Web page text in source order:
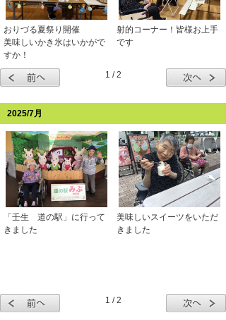
おりづる夏祭り開催
美味しいかき氷はいかがで
すか！
射的コーナー！皆様お上手
です
1 / 2
2025/7月
「壬生 道の駅」に行って
きました
美味しいスイーツをいただ
きました
1 / 2